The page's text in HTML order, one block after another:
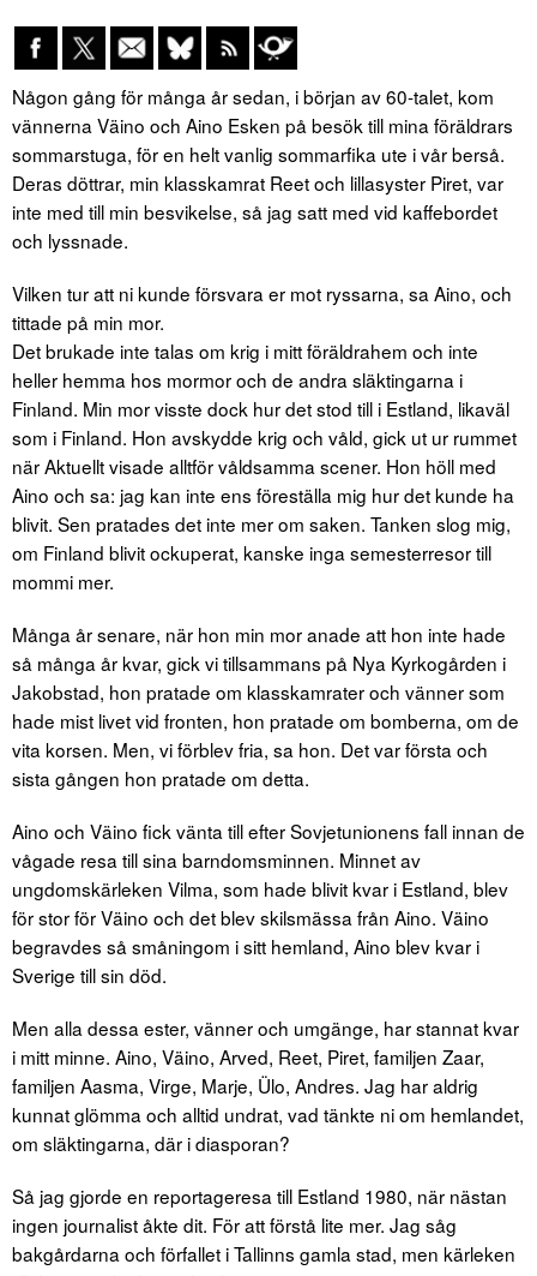
Någon gång för många år sedan, i början av 60-talet, kom
vännerna Väino och Aino Esken på besök till mina föräldrars
sommarstuga, för en helt vanlig sommarfika ute i vår berså.
Deras döttrar, min klasskamrat Reet och lillasyster Piret, var
inte med till min besvikelse, så jag satt med vid kaffebordet
och lyssnade.
Vilken tur att ni kunde försvara er mot ryssarna, sa Aino, och
tittade på min mor.
Det brukade inte talas om krig i mitt föräldrahem och inte
heller hemma hos mormor och de andra släktingarna i
Finland. Min mor visste dock hur det stod till i Estland, likaväl
som i Finland. Hon avskydde krig och våld, gick ut ur rummet
när Aktuellt visade alltför våldsamma scener. Hon höll med
Aino och sa: jag kan inte ens föreställa mig hur det kunde ha
blivit. Sen pratades det inte mer om saken. Tanken slog mig,
om Finland blivit ockuperat, kanske inga semesterresor till
mommi mer.
Många år senare, när hon min mor anade att hon inte hade
så många år kvar, gick vi tillsammans på Nya Kyrkogården i
Jakobstad, hon pratade om klasskamrater och vänner som
hade mist livet vid fronten, hon pratade om bomberna, om de
vita korsen. Men, vi förblev fria, sa hon. Det var första och
sista gången hon pratade om detta.
Aino och Väino fick vänta till efter Sovjetunionens fall innan de
vågade resa till sina barndomsminnen. Minnet av
ungdomskärleken Vilma, som hade blivit kvar i Estland, blev
för stor för Väino och det blev skilsmässa från Aino. Väino
begravdes så småningom i sitt hemland, Aino blev kvar i
Sverige till sin död.
Men alla dessa ester, vänner och umgänge, har stannat kvar
i mitt minne. Aino, Väino, Arved, Reet, Piret, familjen Zaar,
familjen Aasma, Virge, Marje, Ülo, Andres. Jag har aldrig
kunnat glömma och alltid undrat, vad tänkte ni om hemlandet,
om släktingarna, där i diasporan?
Så jag gjorde en reportageresa till Estland 1980, när nästan
ingen journalist åkte dit. För att förstå lite mer. Jag såg
bakgårdarna och förfallet i Tallinns gamla stad, men kärleken